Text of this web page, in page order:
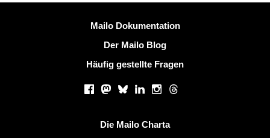
Weitere InformationMailo Dokumentation
Der Mailo Blog
Häufig gestellte Fragen
Facebook
Mastodon
BlueskyLinkedInInstagram
Threads
Die Mailo Charta